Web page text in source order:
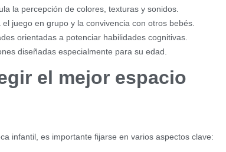
la percepción de colores, texturas y sonidos.
el juego en grupo y la convivencia con otros bebés.
orientadas a potenciar habilidades cognitivas.
diseñadas especialmente para su edad.
el mejor espacio
infantil, es importante fijarse en varios aspectos clave: